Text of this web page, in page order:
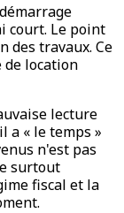
court. Le point
des travaux. Ce
de location
lecture
a « le temps »
n'est pas
surtout
fiscal et la